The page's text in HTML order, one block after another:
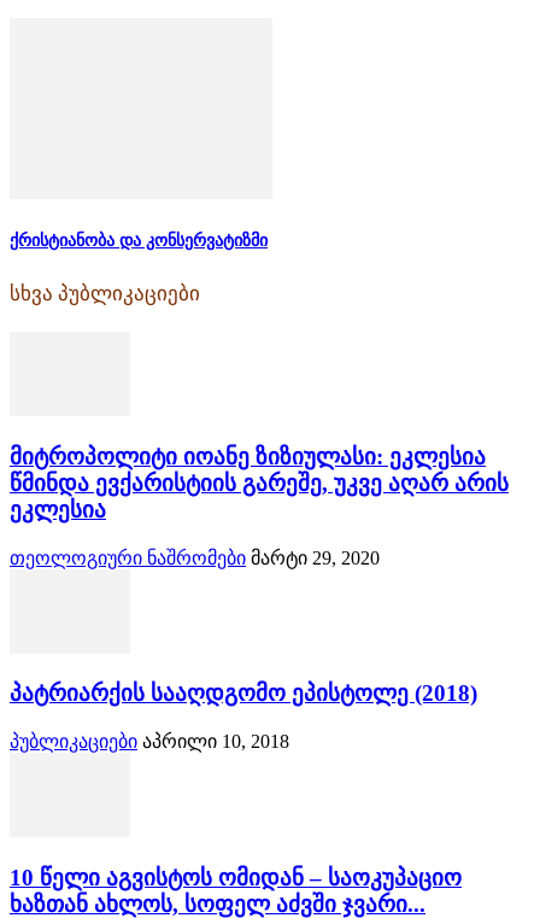
ქრისტიანობა და კონსერვატიზმი
სხვა პუბლიკაციები
მიტროპოლიტი იოანე ზიზიულასი: ეკლესია
წმინდა ევქარისტიის გარეშე, უკვე აღარ არის
ეკლესია
თეოლოგიური ნაშრომები მარტი 29, 2020
პატრიარქის სააღდგომო ეპისტოლე (2018)
პუბლიკაციები აპრილი 10, 2018
10 წელი აგვისტოს ომიდან – საოკუპაციო
ხაზთან ახლოს, სოფელ აძვში ჯვარი...